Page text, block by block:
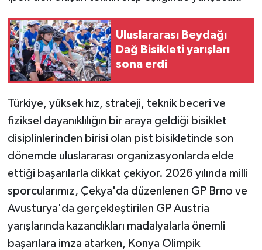
Uluslararası Beydağı
Dağ Bisikleti yarışları
sona erdi
Türkiye, yüksek hız, strateji, teknik beceri ve
fiziksel dayanıklılığın bir araya geldiği bisiklet
disiplinlerinden birisi olan pist bisikletinde son
dönemde uluslararası organizasyonlarda elde
ettiği başarılarla dikkat çekiyor. 2026 yılında milli
sporcularımız, Çekya'da düzenlenen GP Brno ve
Avusturya'da gerçekleştirilen GP Austria
yarışlarında kazandıkları madalyalarla önemli
başarılara imza atarken, Konya Olimpik